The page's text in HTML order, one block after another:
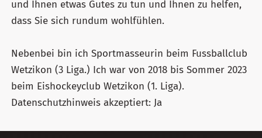
und Ihnen etwas Gutes zu tun und Ihnen zu helfen,
dass Sie sich rundum wohlfühlen.
Nebenbei bin ich Sportmasseurin beim Fussballclub
Wetzikon (3 Liga.) Ich war von 2018 bis Sommer 2023
beim Eishockeyclub Wetzikon (1. Liga).
Datenschutzhinweis akzeptiert: Ja